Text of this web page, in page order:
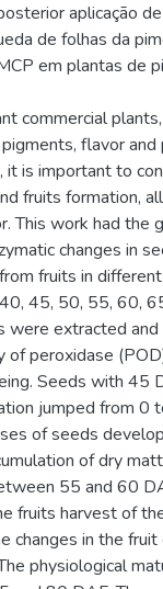
aplicação
de folhas da
em plantas de
commercial
flavor
is important to
fruits formation,
This work had the
changes in
fruits in
45, 50, 55, 60,
were extracted
peroxidase
Seeds with 45
jumped from
of seeds
of dry
55 and 60
fruits harvest of
changes in the
physiological